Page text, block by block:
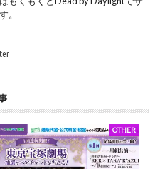
。
OTHER